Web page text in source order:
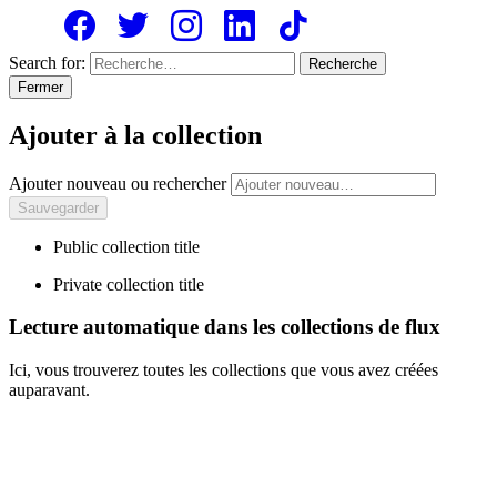
Search for:
Recherche
Fermer
Ajouter à la collection
Ajouter nouveau ou rechercher
Public collection title
Private collection title
Lecture automatique dans les collections de flux
Ici, vous trouverez toutes les collections que vous avez créées
auparavant.